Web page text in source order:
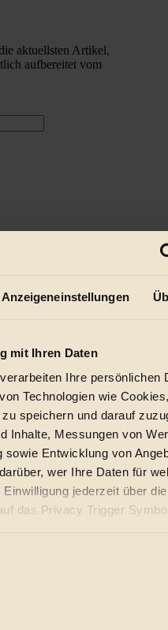
Anzeigeneinstellungen
mit Ihren Daten
verarbeiten Ihre persönlichen
Technologien wie
speichern und darauf
Inhalte, Messungen von
sowie Entwicklung von
wer Ihre Daten für
jederzeit über
das Privacy Trigger
auch gerne:
nach bestimmten
aktuellsten Artikel,
aufbereitet vom
Lebensstil und bewussten
wachsenden Markt des
sowie der Branche